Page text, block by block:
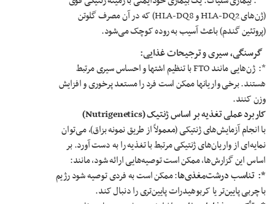
(ژن‌های HLA-DQ2 و HLA-DQ8) که در آن مصرف گلوتن
(پروتئین گندم) باعث آسیب به روده کوچک می‌شود.
گرسنگی، سیری و ترجیحات غذایی:
*: ژن‌هایی مانند FTO با تنظیم اشتها و احساس سیری مرتبط
هستند. برخی واریانها ممکن است فرد را مستعد پرخوری و افزایش
وزن کنند.
کاربرد عملی تغذیه بر اساس ژنتیک(Nutrigenetics)
با انجام آزمایش‌های ژنتیکی (معمولاً از طریق نمونه بزاق)، می‌توان
نمایه‌ای از واریان‌های ژنتیکی مرتبط با تغذیه را به دست آورد. بر
اساس این گزارش‌ها، ممکن است توصیه‌هایی ارائه شود، مانند:
*: تناسب درشت‌مغذی‌ها: ممکن است به فردی توصیه شود رژیم
با چربی پایین‌تر یا کربوهیدرات پایین‌تری را دنبال کند.